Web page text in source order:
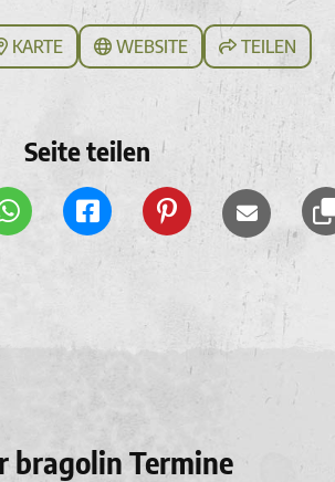
KARTE WEBSITE TEILEN
Seite teilen
bragolin Termine